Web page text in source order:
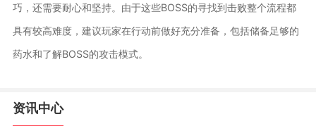
巧，还需要耐心和坚持。由于这些BOSS的寻找到击败整个流程都
具有较高难度，建议玩家在行动前做好充分准备，包括储备足够的
药水和了解BOSS的攻击模式。
资讯中心